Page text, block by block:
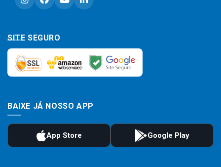
SITE SEGURO
BAIXE JÁ NOSSO APP